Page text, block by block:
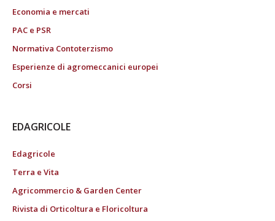
Economia e mercati
PAC e PSR
Normativa Contoterzismo
Esperienze di agromeccanici europei
Corsi
EDAGRICOLE
Edagricole
Terra e Vita
Agricommercio & Garden Center
Rivista di Orticoltura e Floricoltura